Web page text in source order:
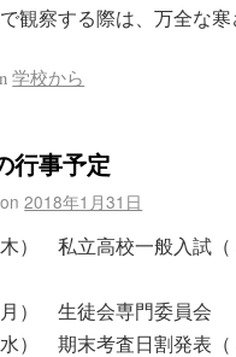
で観察する際は、万全な寒
学校から
行事予定
2018年1月31日
木） 私立高校一般入試
月） 生徒会専門委員会
） 期末考査日割発表（